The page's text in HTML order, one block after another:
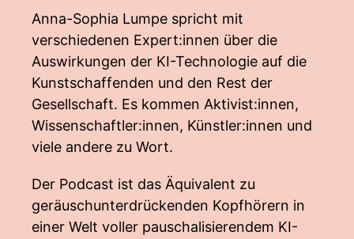
Anna-Sophia Lumpe spricht mit
verschiedenen Expert:innen über die
Auswirkungen der KI-Technologie auf die
Kunstschaffenden und den Rest der
Gesellschaft. Es kommen Aktivist:innen,
Wissenschaftler:innen, Künstler:innen und
viele andere zu Wort.
Der Podcast ist das Äquivalent zu
geräuschunterdrückenden Kopfhörern in
einer Welt voller pauschalisierendem KI-